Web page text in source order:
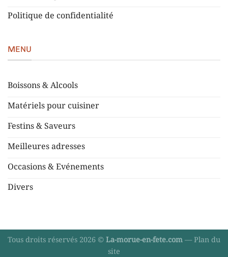
Politique de confidentialité
MENU
Boissons & Alcools
Matériels pour cuisiner
Festins & Saveurs
Meilleures adresses
Occasions & Evénements
Divers
Tous droits réservés 2026 © La-morue-en-fete.com —Plan du
site